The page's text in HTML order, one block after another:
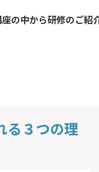
の中から研修のご紹
る３つの理